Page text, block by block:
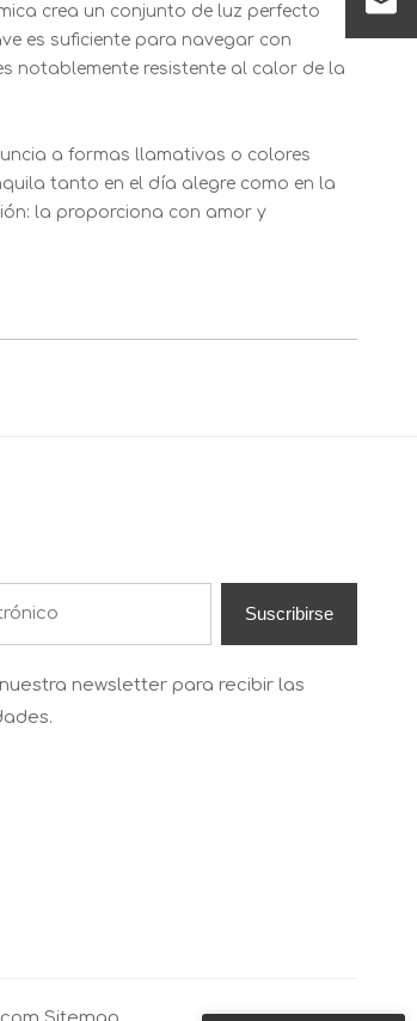
crea un conjunto de luz perfecto
es suficiente para navegar con
notablemente resistente al calor de la
a formas llamativas o colores
tanto en el día alegre como en la
la proporciona con amor y
Suscribirse
newsletter para recibir las